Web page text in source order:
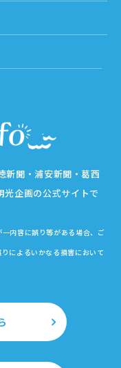
新聞・浦安新聞・葛西
企画の公式サイトで
内容に誤り等がある場合、ご
によるいかなる損害において